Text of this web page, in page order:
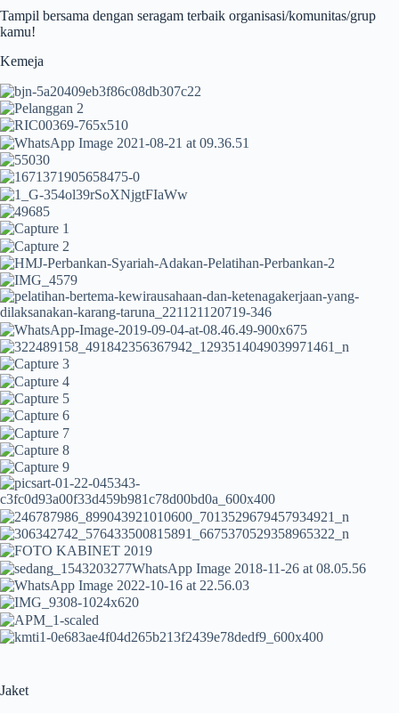
Tampil bersama dengan seragam terbaik organisasi/komunitas/grup
kamu!
Kemeja
Jaket